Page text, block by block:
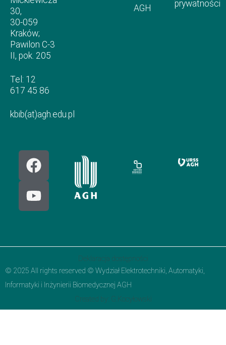
30,
30-059
Kraków;
Pawilon C-3
II, pok. 205
Tel: 12
617 45 86
kbib(at)agh.edu.pl
AGH
prywatności
Deklaracja dostępności
© 2025 All rights reserved © Wydział Elektrotechniki, Automatyki,
Informatyki i Inżynierii Biomedycznej AGH
Created by: G.Kocyłowski